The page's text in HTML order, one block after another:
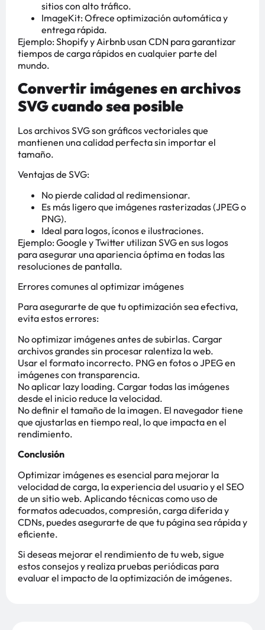
sitios con alto tráfico.
ImageKit: Ofrece optimización automática y
entrega rápida.
Ejemplo: Shopify y Airbnb usan CDN para garantizar
tiempos de carga rápidos en cualquier parte del
mundo.
Convertir imágenes en archivos
SVG cuando sea posible
Los archivos SVG son gráficos vectoriales que
mantienen una calidad perfecta sin importar el
tamaño.
Ventajas de SVG:
No pierde calidad al redimensionar.
Es más ligero que imágenes rasterizadas (JPEG o
PNG).
Ideal para logos, íconos e ilustraciones.
Ejemplo: Google y Twitter utilizan SVG en sus logos
para asegurar una apariencia óptima en todas las
resoluciones de pantalla.
Errores comunes al optimizar imágenes
Para asegurarte de que tu optimización sea efectiva,
evita estos errores:
No optimizar imágenes antes de subirlas. Cargar
archivos grandes sin procesar ralentiza la web.
Usar el formato incorrecto. PNG en fotos o JPEG en
imágenes con transparencia.
No aplicar lazy loading. Cargar todas las imágenes
desde el inicio reduce la velocidad.
No definir el tamaño de la imagen. El navegador tiene
que ajustarlas en tiempo real, lo que impacta en el
rendimiento.
Conclusión
Optimizar imágenes es esencial para mejorar la
velocidad de carga, la experiencia del usuario y el SEO
de un sitio web. Aplicando técnicas como uso de
formatos adecuados, compresión, carga diferida y
CDNs, puedes asegurarte de que tu página sea rápida y
eficiente.
Si deseas mejorar el rendimiento de tu web, sigue
estos consejos y realiza pruebas periódicas para
evaluar el impacto de la optimización de imágenes.